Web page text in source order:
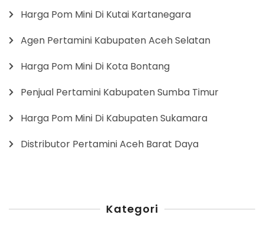
Harga Pom Mini Di Kutai Kartanegara
Agen Pertamini Kabupaten Aceh Selatan
Harga Pom Mini Di Kota Bontang
Penjual Pertamini Kabupaten Sumba Timur
Harga Pom Mini Di Kabupaten Sukamara
Distributor Pertamini Aceh Barat Daya
Kategori